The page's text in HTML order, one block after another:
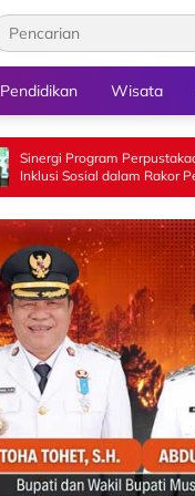
Pendidikan Wisata
Perpustakaan Berbasis
Rakor Perpustakaan